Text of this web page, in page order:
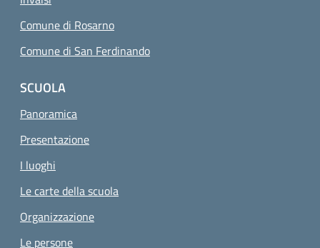
Comune di Rosarno
Comune di San Ferdinando
SCUOLA
Panoramica
Presentazione
I luoghi
Le carte della scuola
Organizzazione
Le persone